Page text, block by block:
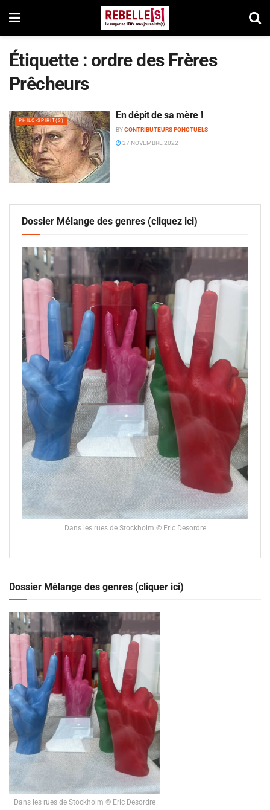
Étiquette : ordre des Frères
Prêcheurs
PHILO-SPIRIT(S) En dépit de sa mère !
BYCONTRIBUTEURS PONCTUELS
27 NOVEMBRE 2022
Dossier Mélange des genres (cliquez ici)
Dans les rues de Stockholm © Eric Desordre
Dossier Mélange des genres (cliquer ici)
Dans les rues de Stockholm © Eric Desordre